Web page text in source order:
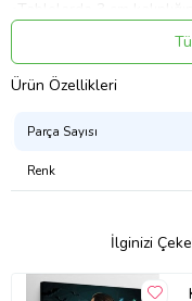
zamanla eğilme bükülme
kasnağın 4 kenarını
bu yüzden ürün boyutlu
• Çerçeveye ihtiyaç
Ürün Kodu:
Ürün Özellikleri
Parça Sayısı
Renk
İlginizi